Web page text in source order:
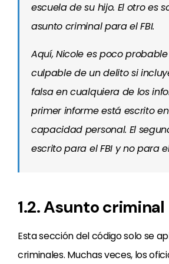
escuela de su hijo. El otro es
asunto criminal para el FBI.
Aquí, Nicole es poco
culpable de un delito si
falsa en cualquiera de los
primer informe está escrito
capacidad personal. El
escrito para el FBI y no para el
1.2. Asunto criminal
Esta sección del código solo se
criminales. Muchas veces, los